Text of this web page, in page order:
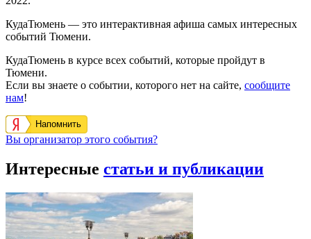
КудаТюмень — это интерактивная афиша самых интересных
событий Тюмени.
КудаТюмень в курсе всех событий, которые пройдут в
Тюмени.
Если вы знаете о событии, которого нет на сайте, сообщите
нам!
Напомнить
Вы организатор этого события?
Интересные статьи и публикации